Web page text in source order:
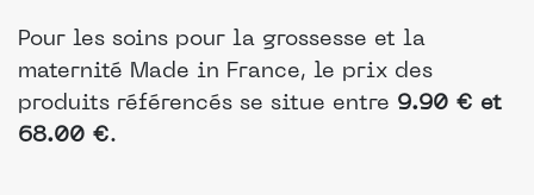
Pour les soins pour la grossesse et la
maternité Made in France, le prix des
produits référencés se situe entre 9.90 € et
68.00 €.